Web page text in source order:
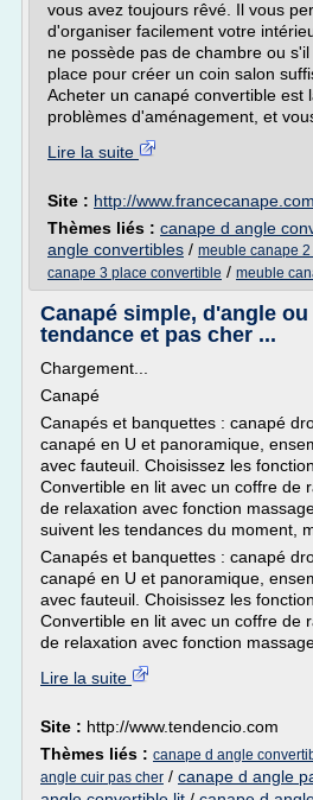
vous avez toujours rêvé. Il vous
d'organiser facilement votre
ne possède pas de chambre ou
place pour créer un coin salon
Acheter un canapé convertible est
problèmes d'aménagement, et
Lire la suite
Site : http://www.francecanape.com
Thèmes liés : canape d angle
angle convertibles / meuble canape
canape 3 place convertible / meuble
Canapé simple, d'angle
tendance et pas cher ...
Chargement...
Canapé
Canapés et banquettes : canapé
canapé en U et panoramique,
avec fauteuil. Choisissez les
Convertible en lit avec un coffre de
de relaxation avec fonction
suivent les tendances du moment,
Canapés et banquettes : canapé
canapé en U et panoramique,
avec fauteuil. Choisissez les
Convertible en lit avec un coffre de
de relaxation avec fonction massage
Lire la suite
Site : http://www.tendencio.com
Thèmes liés : canape d angle
angle cuir pas cher / canape d angle